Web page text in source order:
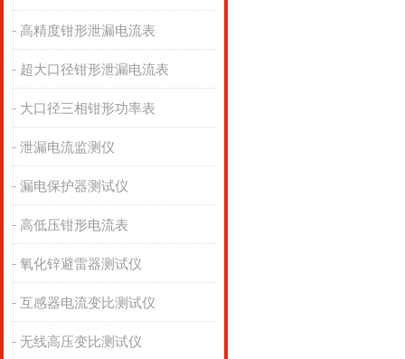
高精度钳形泄漏电流表
超大口径钳形泄漏电流表
大口径三相钳形功率表
泄漏电流监测仪
漏电保护器测试仪
高低压钳形电流表
氧化锌避雷器测试仪
互感器电流变比测试仪
无线高压变比测试仪